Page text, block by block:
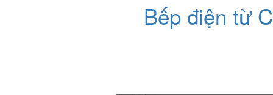
Bếp điện từ